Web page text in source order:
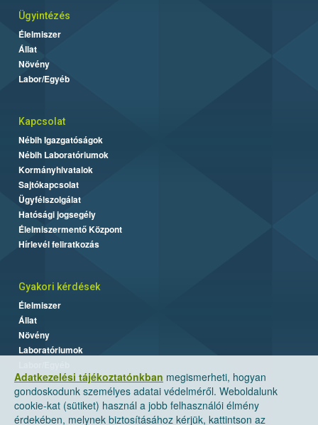
Adatkezelési tájékoztatónkban megismerheti, hogyan
gondoskodunk személyes adatai védelméről. Weboldalunk
cookie-kat (sütiket) használ a jobb felhasználói élmény
érdekében, melynek biztosításához kérjük, kattintson az
Ügyintézés
Élelmiszer
Állat
Növény
Labor/Egyéb
Kapcsolat
Nébih Igazgatóságok
Nébih Laboratóriumok
Kormányhivatalok
Sajtókapcsolat
Ügyfélszolgálat
Hatósági jogsegély
Élelmiszermentő Központ
Hírlevél feliratkozás
Gyakori kérdések
Élelmiszer
Állat
Növény
Laboratóriumok